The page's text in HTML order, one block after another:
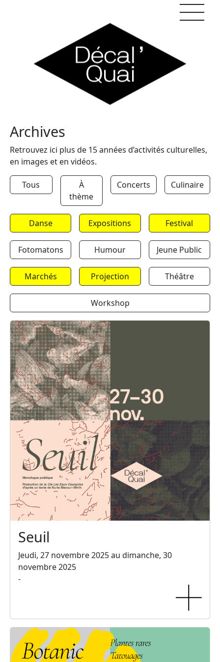
Archives
Retrouvez ici plus de 15 années d’activités culturelles,
en images et en vidéos.
Tous
À
thème
Concerts Culinaire
Danse Expositions Festival
Fotomatons Humour Jeune Public
Marchés Projection Théâtre
Workshop
Seuil
Jeudi, 27 novembre 2025 au dimanche, 30
novembre 2025
-